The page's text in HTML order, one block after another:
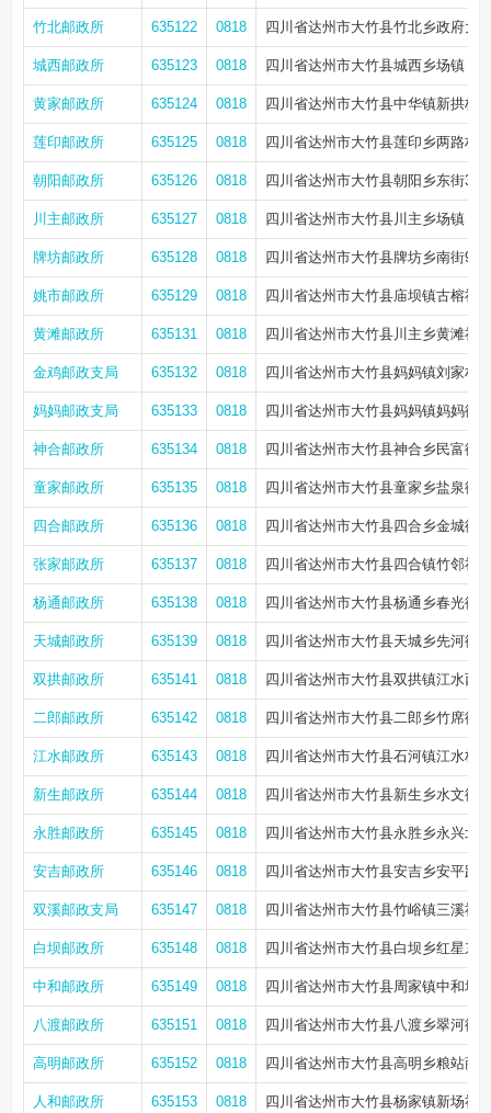
竹北邮政所 635122 0818 四川省达州市大竹县竹北乡政府大
城西邮政所 635123 0818 四川省达州市大竹县城西乡场镇
黄家邮政所 635124 0818 四川省达州市大竹县中华镇新拱桥
莲印邮政所 635125 0818 四川省达州市大竹县莲印乡两路村
朝阳邮政所 635126 0818 四川省达州市大竹县朝阳乡东街349
川主邮政所 635127 0818 四川省达州市大竹县川主乡场镇
牌坊邮政所 635128 0818 四川省达州市大竹县牌坊乡南街95
姚市邮政所 635129 0818 四川省达州市大竹县庙坝镇古榕社
黄滩邮政所 635131 0818 四川省达州市大竹县川主乡黄滩社
金鸡邮政支局 635132 0818 四川省达州市大竹县妈妈镇刘家村
妈妈邮政支局 635133 0818 四川省达州市大竹县妈妈镇妈妈街
神合邮政所 635134 0818 四川省达州市大竹县神合乡民富街
童家邮政所 635135 0818 四川省达州市大竹县童家乡盐泉街
四合邮政所 635136 0818 四川省达州市大竹县四合乡金城街
张家邮政所 635137 0818 四川省达州市大竹县四合镇竹邻社
杨通邮政所 635138 0818 四川省达州市大竹县杨通乡春光街
天城邮政所 635139 0818 四川省达州市大竹县天城乡先河街
双拱邮政所 635141 0818 四川省达州市大竹县双拱镇江水西
二郎邮政所 635142 0818 四川省达州市大竹县二郎乡竹席街8
江水邮政所 635143 0818 四川省达州市大竹县石河镇江水桥
新生邮政所 635144 0818 四川省达州市大竹县新生乡水文街1
永胜邮政所 635145 0818 四川省达州市大竹县永胜乡永兴北
安吉邮政所 635146 0818 四川省达州市大竹县安吉乡安平路
双溪邮政支局 635147 0818 四川省达州市大竹县竹峪镇三溪社
白坝邮政所 635148 0818 四川省达州市大竹县白坝乡红星东
中和邮政所 635149 0818 四川省达州市大竹县周家镇中和场
八渡邮政所 635151 0818 四川省达州市大竹县八渡乡翠河街
高明邮政所 635152 0818 四川省达州市大竹县高明乡粮站商
人和邮政所 635153 0818 四川省达州市大竹县杨家镇新场社